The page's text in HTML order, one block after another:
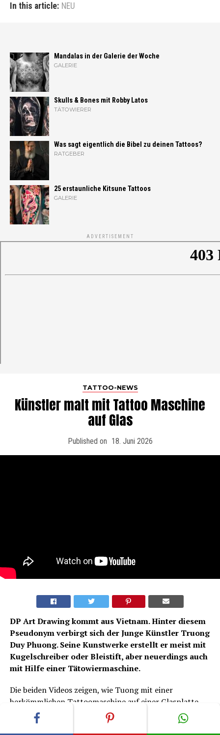
In this article: NEU
Mandalas in der Galerie der Woche
GALERIE
Skulls & Bones mit Robby Latos
TÄTOWIERER
Was sagt eigentlich die Bibel zu deinen Tattoos?
RATGEBER
25 erstaunliche Kitsune Tattoos
GALERIE
ADVERTISEMENT
TATTOO-NEWS
Künstler malt mit Tattoo Maschine
auf Glas
Published on 18. Juni 2026
DP Art Drawing kommt aus Vietnam. Hinter diesem
Pseudonym verbirgt sich der Junge Künstler Truong
Duy Phuong. Seine Kunstwerke erstellt er meist mit
Kugelschreiber oder Bleistift, aber neuerdings auch
mit Hilfe einer Tätowiermaschine.
Die beiden Videos zeigen, wie Tuong mit einer
herkömmlichen Tattoomaschine auf einer Glasplatte
außergewöhnliche Kunstwerke erstellt. Dabei ritzt er
mit den Nadeln der Maschine die notwendigen Linien